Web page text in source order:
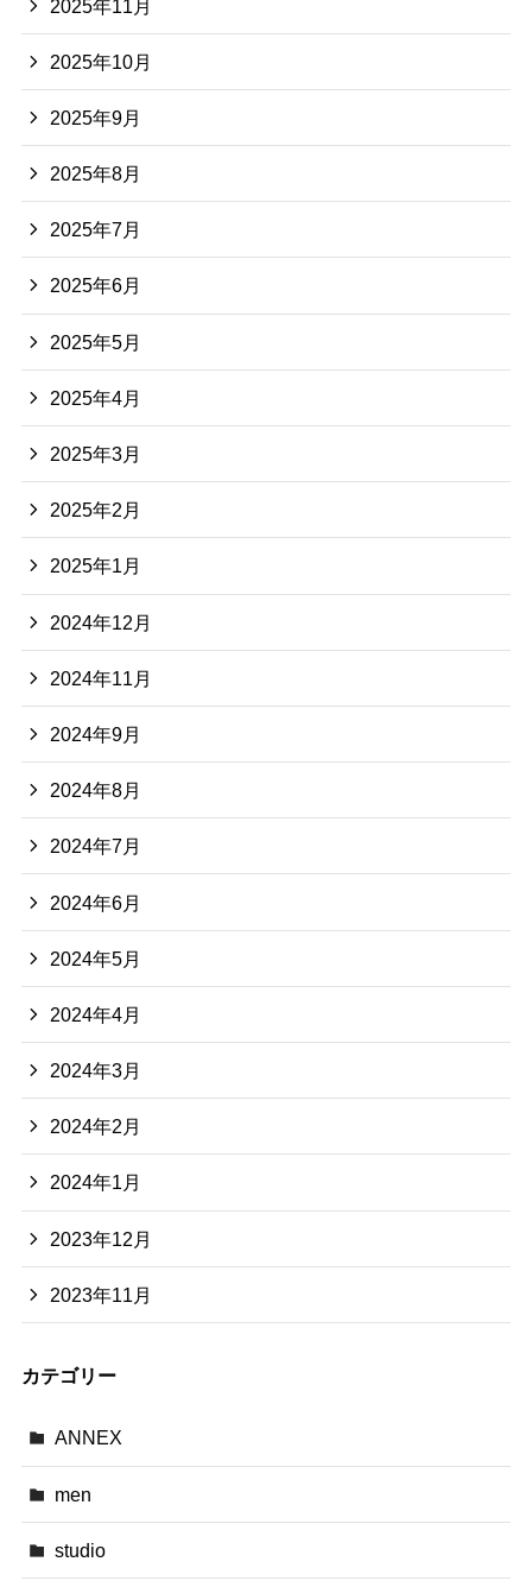
2025年11月
2025年10月
2025年9月
2025年8月
2025年7月
2025年6月
2025年5月
2025年4月
2025年3月
2025年2月
2025年1月
2024年12月
2024年11月
2024年9月
2024年8月
2024年7月
2024年6月
2024年5月
2024年4月
2024年3月
2024年2月
2024年1月
2023年12月
2023年11月
カテゴリー
ANNEX
men
studio